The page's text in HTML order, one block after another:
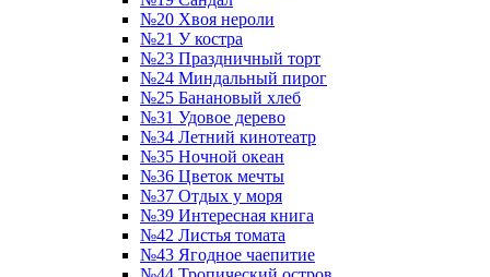
№20 Хвоя нероли
№21 У костра
№23 Праздничный торт
№24 Миндальный пирог
№25 Банановый хлеб
№31 Удовое дерево
№34 Летний кинотеатр
№35 Ночной океан
№36 Цветок мечты
№37 Отдых у моря
№39 Интересная книга
№42 Листья томата
№43 Ягодное чаепитие